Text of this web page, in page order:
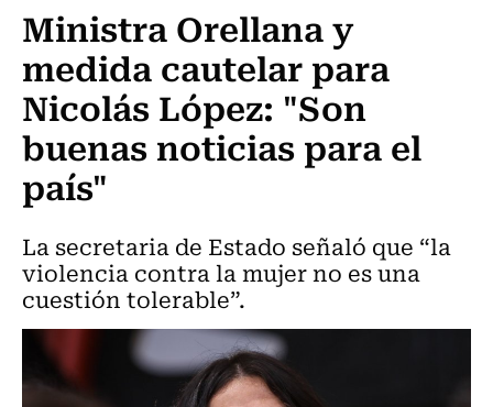
Ministra Orellana y
medida cautelar para
Nicolás López: "Son
buenas noticias para el
país"
La secretaria de Estado señaló que “la
violencia contra la mujer no es una
cuestión tolerable”.